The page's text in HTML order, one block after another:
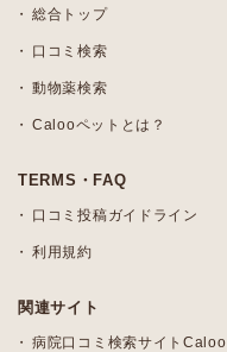
総合トップ
口コミ検索
動物薬検索
Calooペットとは？
TERMS・FAQ
口コミ投稿ガイドライン
利用規約
関連サイト
病院口コミ検索サイトCaloo